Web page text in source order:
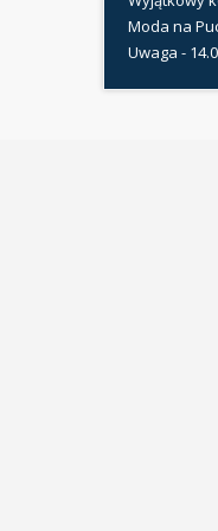
Moda na
Uwaga -